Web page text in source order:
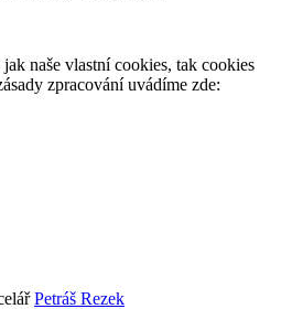
naše vlastní cookies, tak cookies
zpracování uvádíme zde:
Petráš Rezek